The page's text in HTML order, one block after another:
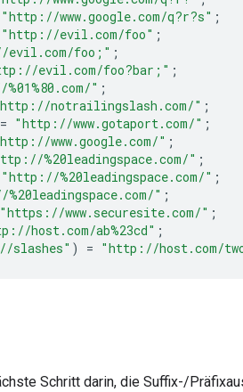
"http://www.google.com/q?r?s" ;
"http://evil.com/foo" ;
foo;" ;
evil.com/foo?bar;" ;
%01%80.com/" ;
notrailingslash.com/" ;
= "http://www.gotaport.com/" ;
www.google.com/" ;
%20leadingspace.com/" ;
"http://%20leadingspace.com/" ;
%20leadingspace.com/" ;
"https://www.securesite.com/" ;
host.com/ab%23cd" ;
slashes" ) = "http://host.com/
Schritt darin, die Suffix-/